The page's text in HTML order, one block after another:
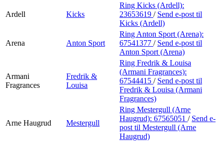
Ardell Kicks
Ring Kicks (Ardell):
23653619 / Send e-post til
Kicks (Ardell)
Arena Anton Sport
Ring Anton Sport (Arena):
67541377 / Send e-post til
Anton Sport (Arena)
Armani
Fragrances
Fredrik &
Louisa
Ring Fredrik & Louisa
(Armani Fragrances):
67544415 / Send e-post til
Fredrik & Louisa (Armani
Fragrances)
Arne Haugrud Mestergull
Ring Mestergull (Arne
Haugrud): 67565051 / Send e-
post til Mestergull (Arne
Haugrud)